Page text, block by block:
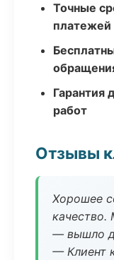
Точные
платежей
Гарантия
работ
Отзывы
Хорошее
качество.
— вышло
— Клиент